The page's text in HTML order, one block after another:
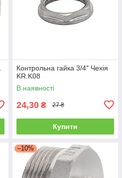
Контрольна гайка 3/4" Чехія
KR.K08
В наявності
24,30 ₴ 27 ₴
Купити
–10%